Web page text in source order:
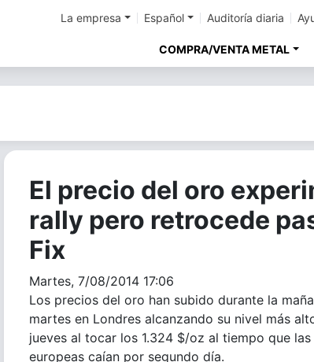
La empresa Español Auditoría diaria
COMPRA/VENTA METAL
El precio del oro
rally pero retrocede
Fix
Martes, 7/08/2014 17:06
Los precios del oro han subido durante la
martes en Londres alcanzando su nivel más
jueves al tocar los 1.324 $/oz al tiempo que
europeas caían por segundo día.